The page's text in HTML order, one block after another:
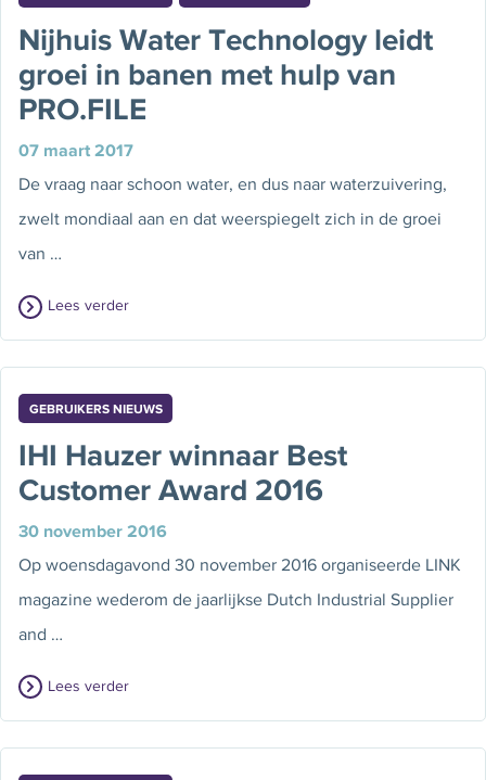
Nijhuis Water Technology leidt
groei in banen met hulp van
PRO.FILE
07 maart 2017
De vraag naar schoon water, en dus naar waterzuivering,
zwelt mondiaal aan en dat weerspiegelt zich in de groei
van …
Lees verder
GEBRUIKERS NIEUWS
IHI Hauzer winnaar Best
Customer Award 2016
30 november 2016
Op woensdagavond 30 november 2016 organiseerde LINK
magazine wederom de jaarlijkse Dutch Industrial Supplier
and …
Lees verder